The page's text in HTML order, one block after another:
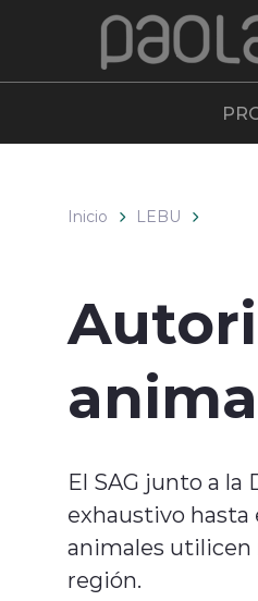
Inicio LEBU
El SAG junto a
exhaustivo hasta
animales utilicen
región.